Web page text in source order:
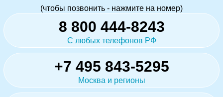
(чтобы позвонить - нажмите на номер)
8 800 444-8243
С любых телефонов РФ
+7 495 843-5295
Москва и регионы